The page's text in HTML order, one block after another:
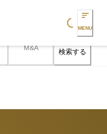
Loading...
MENU
M&A 検索する